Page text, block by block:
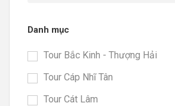
Danh mục
Tour Bắc Kinh - Thượng Hải
Tour Cáp Nhĩ Tân
Tour Cát Lâm